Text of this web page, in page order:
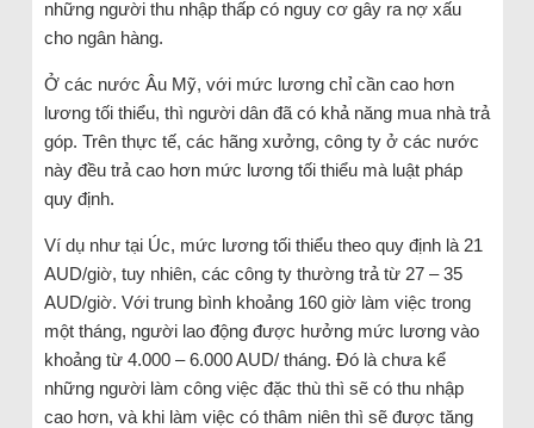
những người thu nhập thấp có nguy cơ gây ra nợ xấu
cho ngân hàng.
Ở các nước Âu Mỹ, với mức lương chỉ cần cao hơn
lương tối thiểu, thì người dân đã có khả năng mua nhà trả
góp. Trên thực tế, các hãng xưởng, công ty ở các nước
này đều trả cao hơn mức lương tối thiểu mà luật pháp
quy định.
Ví dụ như tại Úc, mức lương tối thiểu theo quy định là 21
AUD/giờ, tuy nhiên, các công ty thường trả từ 27 – 35
AUD/giờ. Với trung bình khoảng 160 giờ làm việc trong
một tháng, người lao động được hưởng mức lương vào
khoảng từ 4.000 – 6.000 AUD/ tháng. Đó là chưa kể
những người làm công việc đặc thù thì sẽ có thu nhập
cao hơn, và khi làm việc có thâm niên thì sẽ được tăng